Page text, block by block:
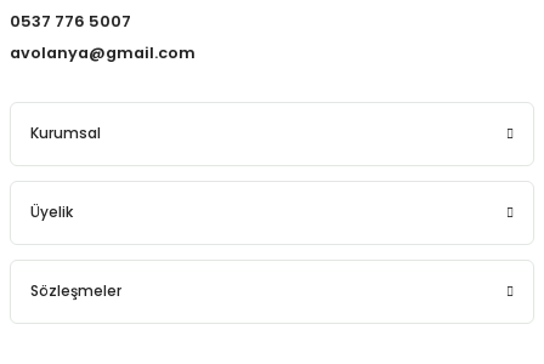
0537 776 5007
avolanya@gmail.com
Kurumsal
Üyelik
Sözleşmeler